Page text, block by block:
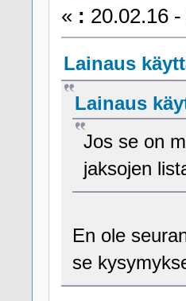
« : 20.02.16
Lainaus
Lainaus
Jos se on
jaksojen
En ole
se